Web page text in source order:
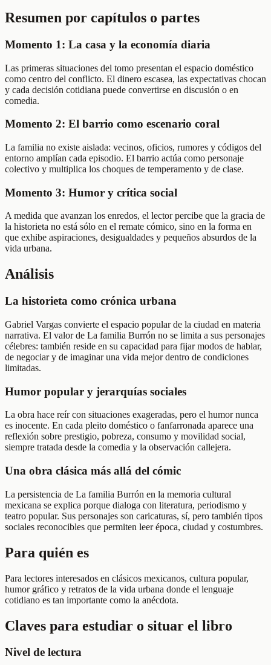
Resumen por capítulos o partes
Momento 1: La casa y la economía diaria
Las primeras situaciones del tomo presentan el espacio doméstico
como centro del conflicto. El dinero escasea, las expectativas chocan
y cada decisión cotidiana puede convertirse en discusión o en
comedia.
Momento 2: El barrio como escenario coral
La familia no existe aislada: vecinos, oficios, rumores y códigos del
entorno amplían cada episodio. El barrio actúa como personaje
colectivo y multiplica los choques de temperamento y de clase.
Momento 3: Humor y crítica social
A medida que avanzan los enredos, el lector percibe que la gracia de
la historieta no está sólo en el remate cómico, sino en la forma en
que exhibe aspiraciones, desigualdades y pequeños absurdos de la
vida urbana.
Análisis
La historieta como crónica urbana
Gabriel Vargas convierte el espacio popular de la ciudad en materia
narrativa. El valor de La familia Burrón no se limita a sus personajes
célebres: también reside en su capacidad para fijar modos de hablar,
de negociar y de imaginar una vida mejor dentro de condiciones
limitadas.
Humor popular y jerarquías sociales
La obra hace reír con situaciones exageradas, pero el humor nunca
es inocente. En cada pleito doméstico o fanfarronada aparece una
reflexión sobre prestigio, pobreza, consumo y movilidad social,
siempre tratada desde la comedia y la observación callejera.
Una obra clásica más allá del cómic
La persistencia de La familia Burrón en la memoria cultural
mexicana se explica porque dialoga con literatura, periodismo y
teatro popular. Sus personajes son caricaturas, sí, pero también tipos
sociales reconocibles que permiten leer época, ciudad y costumbres.
Para quién es
Para lectores interesados en clásicos mexicanos, cultura popular,
humor gráfico y retratos de la vida urbana donde el lenguaje
cotidiano es tan importante como la anécdota.
Claves para estudiar o situar el libro
Nivel de lectura